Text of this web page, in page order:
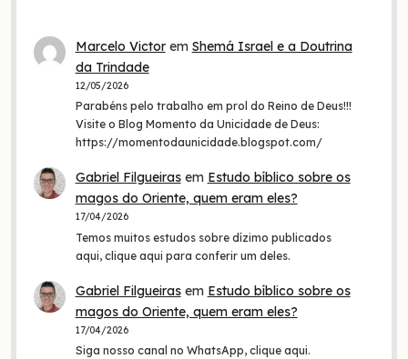
Marcelo Victorem Shemá Israel e a Doutrina
da Trindade
12/05/2026
Parabéns pelo trabalho em prol do Reino de Deus!!!
Visite o Blog Momento da Unicidade de Deus:
https://momentodaunicidade.blogspot.com/
Gabriel Filgueirasem Estudo bíblico sobre os
magos do Oriente, quem eram eles?
17/04/2026
Temos muitos estudos sobre dízimo publicados
aqui, clique aqui para conferir um deles.
Gabriel Filgueirasem Estudo bíblico sobre os
magos do Oriente, quem eram eles?
17/04/2026
Siga nosso canal no WhatsApp, clique aqui.